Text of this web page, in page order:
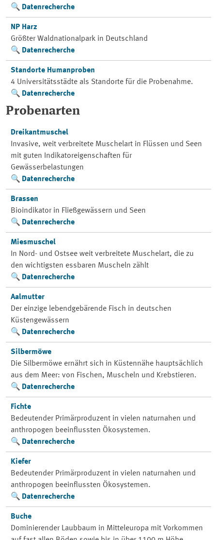
Datenrecherche
NP Harz
Größter Waldnationalpark in Deutschland
Datenrecherche
Standorte Humanproben
4 Universitätsstädte als Standorte für die Probenahme.
Datenrecherche
Probenarten
Dreikantmuschel
Invasive, weit verbreitete Muschelart in Flüssen und Seen
mit guten Indikatoreigenschaften für
Gewässerbelastungen
Datenrecherche
Brassen
Bioindikator in Fließgewässern und Seen
Datenrecherche
Miesmuschel
In Nord- und Ostsee weit verbreitete Muschelart, die zu
den wichtigsten essbaren Muscheln zählt
Datenrecherche
Aalmutter
Der einzige lebendgebärende Fisch in deutschen
Küstengewässern
Datenrecherche
Silbermöwe
Die Silbermöwe ernährt sich in Küstennähe hauptsächlich
aus dem Meer: von Fischen, Muscheln und Krebstieren.
Datenrecherche
Fichte
Bedeutender Primärproduzent in vielen naturnahen und
anthropogen beeinflussten Ökosystemen.
Datenrecherche
Kiefer
Bedeutender Primärproduzent in vielen naturnahen und
anthropogen beeinflussten Ökosystemen.
Datenrecherche
Buche
Dominierender Laubbaum in Mitteleuropa mit Vorkommen